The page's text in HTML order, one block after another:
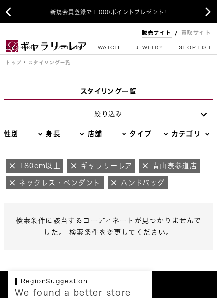
新規会員登録で1,000ポイントプレゼント!
 
販売サイト 買取サイト
CATEGORY FASHION WATCH JEWELRY SHOP LIST
トップ スタイリング一覧
スタイリング一覧
絞り込み
性別 身長 店舗 タイプ カテゴリ
180cm以上 ギャラリーレア 青山表参道店
ネックレス・ペンダント ハンドバッグ
検索条件に該当するコーディネートが見つかりませんで
した。 検索条件を変更してください。
RegionSuggestion
We found a better store